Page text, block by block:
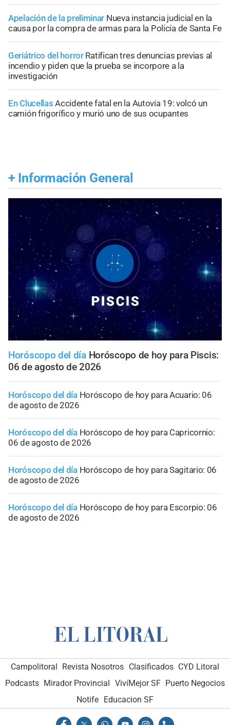
Apelación de la preliminar Nueva instancia judicial en la
causa por la compra de armas para la Policía de Santa Fe
Geriátrico del horror Ratifican tres denuncias previas al
incendio y piden que la prueba se incorpore a la
investigación
En Clucellas Accidente fatal en la Autovía 19: volcó un
camión frigorífico y murió uno de sus ocupantes
+ Información General
Horóscopo del día Horóscopo de hoy para Piscis:
06 de agosto de 2026
Horóscopo del día Horóscopo de hoy para Acuario: 06
de agosto de 2026
Horóscopo del día Horóscopo de hoy para Capricornio:
06 de agosto de 2026
Horóscopo del día Horóscopo de hoy para Sagitario: 06
de agosto de 2026
Horóscopo del día Horóscopo de hoy para Escorpio: 06
de agosto de 2026
Campolitoral Revista Nosotros Clasificados CYD Litoral
Podcasts Mirador Provincial VivíMejor SF Puerto Negocios
Notife Educacion SF